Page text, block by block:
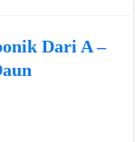
Dari A –